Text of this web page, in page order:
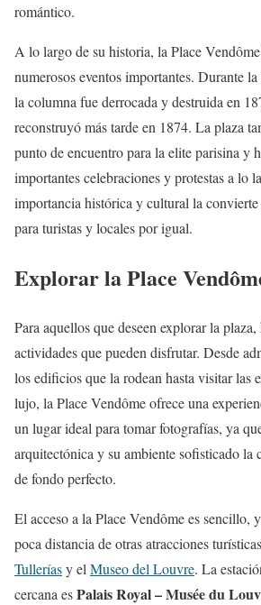
romántico.
A lo largo de su historia, la Place
numerosos eventos importantes. Durante
la columna fue derrocada y destruida en
reconstruyó más tarde en 1874. La plaza
punto de encuentro para la elite parisina y
importantes celebraciones y protestas a lo
importancia histórica y cultural la
para turistas y locales por igual.
Explorar la Place
Para aquellos que deseen explorar la
actividades que pueden disfrutar. Desde
los edificios que la rodean hasta visitar las
lujo, la Place Vendôme ofrece una
un lugar ideal para tomar fotografías, ya
arquitectónica y su ambiente sofisticado la
de fondo perfecto.
El acceso a la Place Vendôme es sencillo,
poca distancia de otras atracciones
Tulleríasy el Museo del Louvre. La
cercana esPalais Royal – Musée du